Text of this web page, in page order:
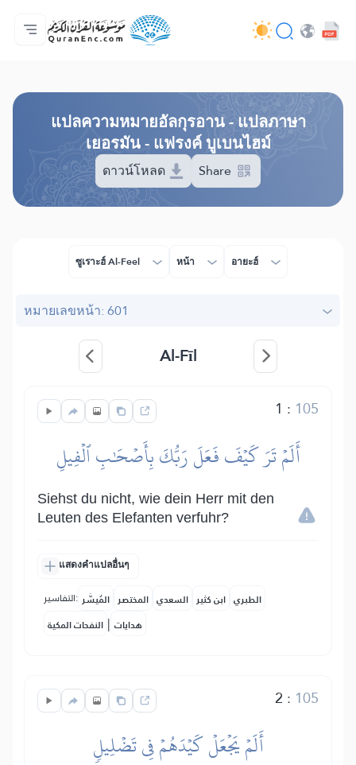
หน้าหลัก
สารบัญ​คำแปล
Audio
บริการสำหรับนักพัฒนา - API
เกี่ยวกับโครงการ
ติดต่อเรา
ภาษา
แปล​ความหมาย​อัลกุรอาน​ - แปลภาษา
เยอรมัน - แฟรงค์ บูเบนไฮม์
ดาวน์โหลด Share
ซูเราะฮ์ Al-Feel หน้า อายะฮ์
หมายเลขหน้า: 601
Al-Fīl
1 : 105
أَلَمۡ تَرَ كَيۡفَ فَعَلَ رَبُّكَ بِأَصۡحَٰبِ ٱلۡفِيلِ
Siehst du nicht, wie dein Herr mit den
Leuten des Elefanten verfuhr?
แสดงคำแปลอื่นๆ
التفاسير: المُيسَّر المختصر السعدي ابن كثير الطبري
النفحات المكية | هدايات
2 : 105
أَلَمۡ يَجۡعَلۡ كَيۡدَهُمۡ فِي تَضۡلِيلٖ